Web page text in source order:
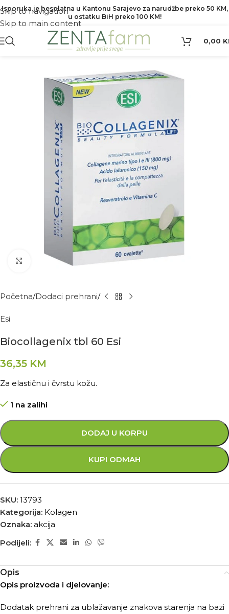
Skip to navigation
Skip to main content
Isporuka je besplatna u Kantonu Sarajevo za narudžbe preko 50 KM,
u ostatku BiH preko 100 KM!
0,00
Kliknite za povećanje
Početna Dodaci prehrani
Esi
Biocollagenix tbl 60 Esi
36,35 KM
Za elastičnu i čvrstu kožu.
1 na zalihi
DODAJ U KORPU
KUPI ODMAH
SKU: 13793
Kategorija: Kolagen
Oznaka: akcija
Podijeli:
Opis
Opis proizvoda i djelovanje:
Dodatak prehrani za ublažavanje znakova starenja na bazi